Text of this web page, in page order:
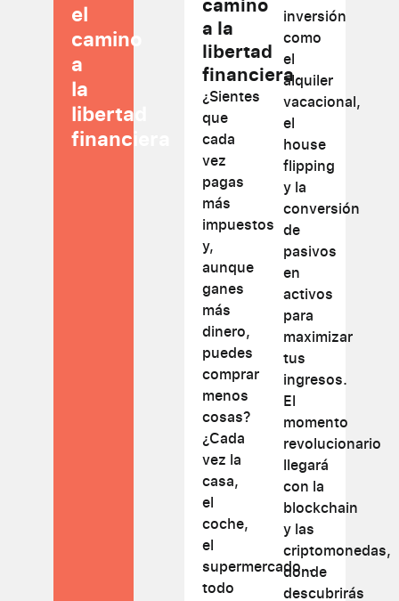
el
camino
a
la
libertad
financiera
a la
libertad
financiera
¿Sientes
que
cada
vez
pagas
más
impuestos
y,
aunque
ganes
más
dinero,
puedes
comprar
menos
cosas?
¿Cada
vez la
casa,
el
coche,
el
supermercado…
todo
inversión
como
el
alquiler
vacacional,
el
house
flipping
y la
conversión
de
pasivos
en
activos
para
maximizar
tus
ingresos.
El
momento
revolucionario
llegará
con la
blockchain
y las
criptomonedas,
donde
descubrirás